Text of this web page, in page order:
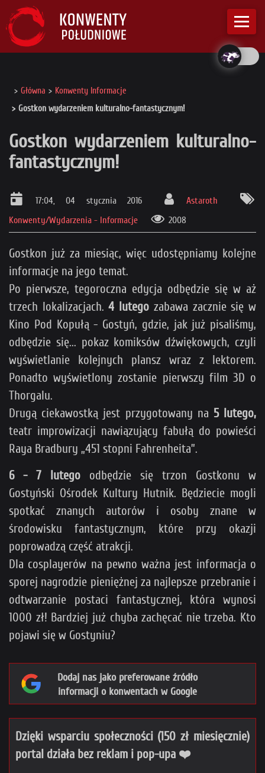
Główna
Konwenty Informacje
Gostkon wydarzeniem kulturalno-fantastycznym!
Gostkon wydarzeniem kulturalno-
fantastycznym!
17:04, 04 stycznia 2016
Astaroth
Konwenty/Wydarzenia - Informacje
2008
Gostkon już za miesiąc, więc udostępniamy kolejne
informacje na jego temat.
Po pierwsze, tegoroczna edycja odbędzie się w aż
trzech lokalizacjach.4 lutego zabawa zacznie się w
Kino Pod Kopułą - Gostyń, gdzie, jak już pisaliśmy,
odbędzie się... pokaz komiksów dźwiękowych, czyli
wyświetlanie kolejnych plansz wraz z lektorem.
Ponadto wyświetlony zostanie pierwszy film 3D o
Thorgalu.
Drugą ciekawostką jest przygotowany na 5 lutego,
teatr improwizacji nawiązujący fabułą do powieści
Raya Bradbury „451 stopni Fahrenheita”.
6 - 7 lutego odbędzie się trzon Gostkonu w
Gostyński Ośrodek Kultury Hutnik. Będziecie mogli
spotkać znanych autorów i osoby znane w
środowisku fantastycznym, które przy okazji
poprowadzą część atrakcji.
Dla cosplayerów na pewno ważna jest informacja o
sporej nagrodzie pieniężnej za najlepsze przebranie i
odtwarzanie postaci fantastycznej, która wynosi
1000 zł! Bardziej już chyba zachęcać nie trzeba. Kto
pojawi się w Gostyniu?
Dodaj nas jako preferowane źródło
informacji o konwentach w Google
Dzięki wsparciu społeczności (150 zł miesięcznie)
portal działa bez reklam i pop-upa ❤️